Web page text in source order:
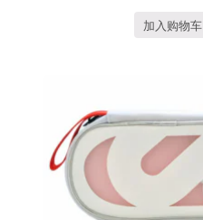
加入购物车